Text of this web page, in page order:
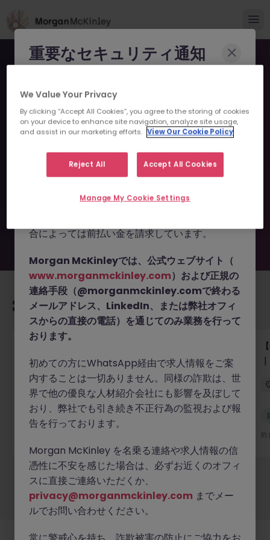
申し訳ございません。こちら
の求人の掲載は終了しまし
た。
あなたにおすすめの求人
キング・マーケット・証券サービス法務
東京 正社員 業界水準による
新着
もっと見る
採用企業様新着求人最新トピックス当社について 法務 クッキーの設定
重要なセキュリティ通知
になりすまし、求職者を詐欺に巻き込もうとする
事例が報告されています。
morganmckinleyjob.com、
morganmckinleyhire.com）を使用し、虚偽の
で、WhatsApp などのメッセージアプリを通じ
合によっては前払い金を請求しています。
Morgan McKinleyでは、公式ウェブサイト（
www.morganmckinley.com）および正規の
連絡手段（@morganmckinley.comで終わる
メールアドレス、LinkedIn、または弊社オフィ
スからの直接の電話）を通じてのみ業務を行って
おります。
初めての方にWhatsApp経由で求人情報をご案
内することは一切ありません。同様の詐欺は、世
界で他の優良な人材紹介会社にも影響を及ぼして
おり、弊社でも引き続き不正行為の監視および報
告を行っております。
Morgan McKinley を名乗る連絡や求人情報の信
憑性に不安を感じた場合は、必ずお近くのオフィ
スに直接ご連絡いただくか、
privacy@morganmckinley.com までメー
ルでお問い合わせください。
We Value Your Privacy
By clicking “Accept All Cookies”, you agree to the storing of cookies
on your device to enhance site navigation, analyze site usage,
and assist in our marketing efforts. View Our Cookie Policy
Reject All Accept All Cookies
Manage My Cookie Settings